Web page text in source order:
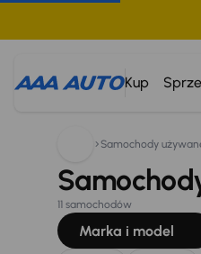
Kup
Szukam:
Samochody
11 samochodów
Marka i model